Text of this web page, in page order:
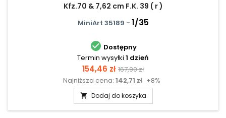
Kfz.70 & 7,62 cm F.K. 39 ( r )
MiniArt 35189 - 1/35
 Dostępny
Termin wysyłki 1 dzień
Cena
154,46 zł Cena
podstawowa
167,90 zł
Najniższa cena: 142,71 zł +8%
 Dodaj do koszyka